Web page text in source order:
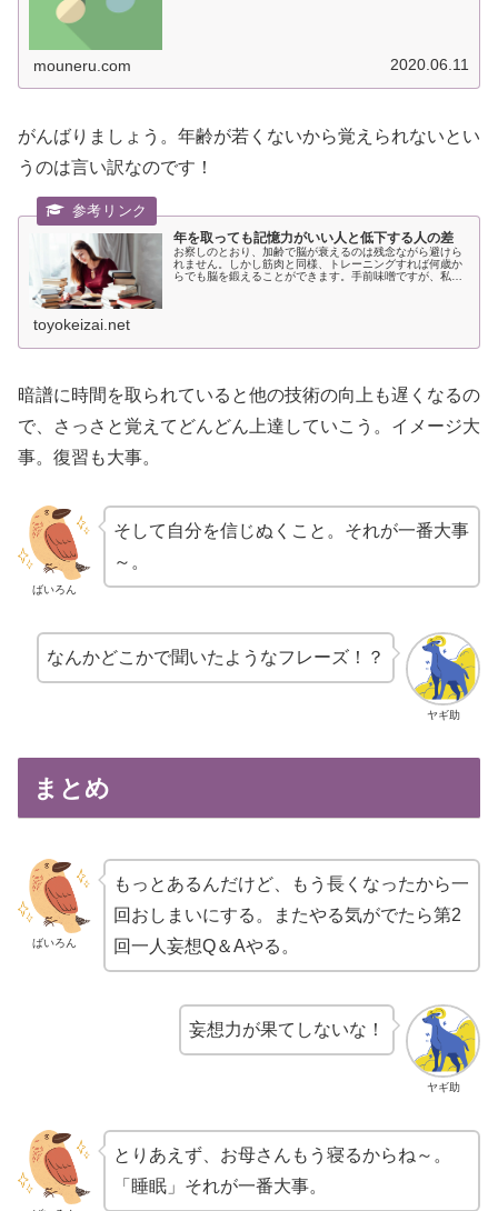
mouneru.com 2020.06.11
がんばりましょう。年齢が若くないから覚えられないとい
うのは言い訳なのです！
年を取っても記憶力がいい人と低下する人の差
お察しのとおり、加齢で脳が衰えるのは残念ながら避けら
れません。しかし筋肉と同様、トレーニングすれば何歳か
らでも脳を鍛えることができます。手前味噌ですが、私は
toyokeizai.net
暗譜に時間を取られていると他の技術の向上も遅くなるの
で、さっさと覚えてどんどん上達していこう。イメージ大
事。復習も大事。
ばいろん
そして自分を信じぬくこと。それが一番大事
～。
ヤギ助
なんかどこかで聞いたようなフレーズ！？
まとめ
ばいろん
もっとあるんだけど、もう長くなったから一
回おしまいにする。またやる気がでたら第2
回一人妄想Q＆Aやる。
ヤギ助
妄想力が果てしないな！
とりあえず、お母さんもう寝るからね～。
「睡眠」それが一番大事。